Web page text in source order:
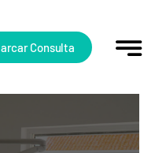
Consulta